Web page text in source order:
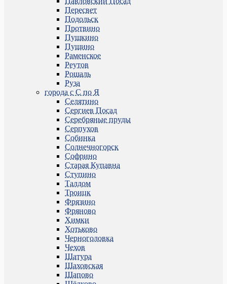
Пересвет
Подольск
Протвино
Пушкино
Пущино
Раменское
Реутов
Рошаль
Руза
города с С по Я
Селятино
Сергиев Посад
Серебряные пруды
Серпухов
Собинка
Солнечногорск
Софрино
Старая Купавна
Ступино
Талдом
Троицк
Фрязино
Фряново
Химки
Хотьково
Черноголовка
Чехов
Шатура
Шаховская
Щапово